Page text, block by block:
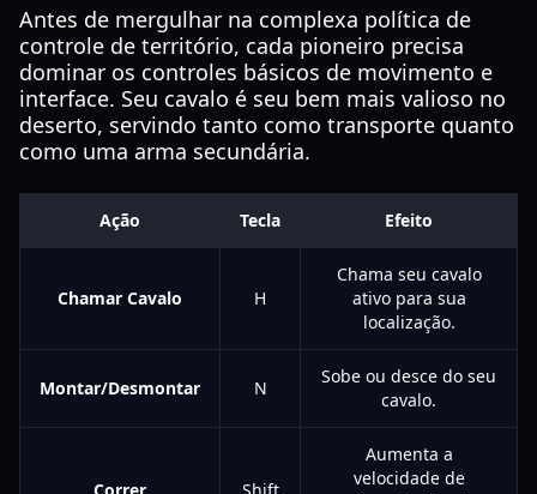
Antes de mergulhar na complexa política de
controle de território, cada pioneiro precisa
dominar os controles básicos de movimento e
interface. Seu cavalo é seu bem mais valioso no
deserto, servindo tanto como transporte quanto
como uma arma secundária.
Ação Tecla Efeito
Chamar Cavalo H
Chama seu cavalo
ativo para sua
localização.
Montar/Desmontar N
Sobe ou desce do seu
cavalo.
Aumenta a
velocidade de